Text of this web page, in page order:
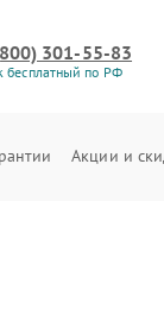
301-55-83
бесплатный по РФ
Акции и